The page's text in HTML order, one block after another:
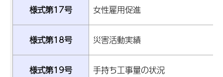
様式第17号 女性雇用促進
様式第18号 災害活動実績
様式第19号 手持ち工事量の状況